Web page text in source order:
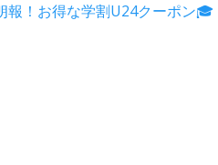
報！お得な学割U24クーポン🎓